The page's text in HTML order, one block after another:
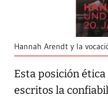
Hannah Arendt y la
Esta posición
escritos la